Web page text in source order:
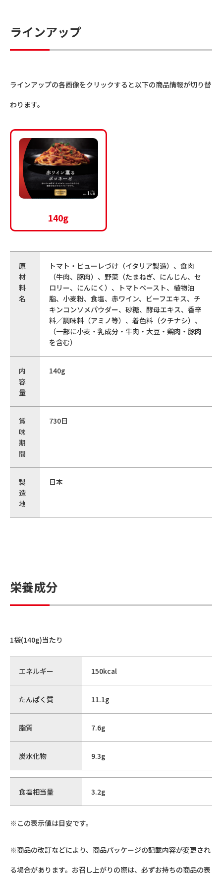
ラインアップ
ラインアップの各画像をクリックすると以下の商品情報が切り替
わります。
140g
原
材
料
名
トマト・ピューレづけ（イタリア製造）、食肉
（牛肉、豚肉）、野菜（たまねぎ、にんじん、セ
ロリー、にんにく）、トマトペースト、植物油
脂、小麦粉、食塩、赤ワイン、ビーフエキス、チ
キンコンソメパウダー、砂糖、酵母エキス、香辛
料／調味料（アミノ等）、着色料（クチナシ）、
（一部に小麦・乳成分・牛肉・大豆・鶏肉・豚肉
を含む）
内
容
量
140g
賞
味
期
間
730日
製
造
地
日本
栄養成分
1袋(140g)当たり
エネルギー 150kcal
たんぱく質 11.1g
脂質 7.6g
炭水化物 9.3g
食塩相当量 3.2g
※この表示値は目安です。
※商品の改訂などにより、商品パッケージの記載内容が変更され
る場合があります。お召し上がりの際は、必ずお持ちの商品の表